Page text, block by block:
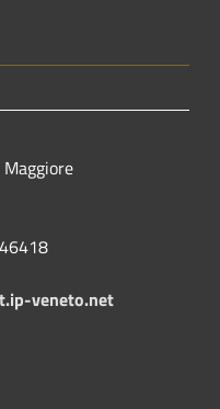
veneto.net